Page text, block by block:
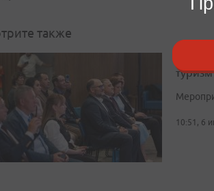
также
туризм
10:51, 6